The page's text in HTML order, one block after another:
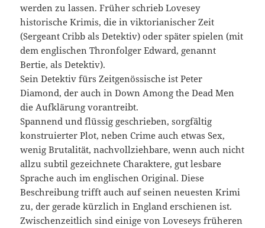
werden zu lassen. Früher schrieb Lovesey
historische Krimis, die in viktorianischer Zeit
(Sergeant Cribb als Detektiv) oder später spielen (mit
dem englischen Thronfolger Edward, genannt
Bertie, als Detektiv).
Sein Detektiv fürs Zeitgenössische ist Peter
Diamond, der auch in Down Among the Dead Men
die Aufklärung vorantreibt.
Spannend und flüssig geschrieben, sorgfältig
konstruierter Plot, neben Crime auch etwas Sex,
wenig Brutalität, nachvollziehbare, wenn auch nicht
allzu subtil gezeichnete Charaktere, gut lesbare
Sprache auch im englischen Original. Diese
Beschreibung trifft auch auf seinen neuesten Krimi
zu, der gerade kürzlich in England erschienen ist.
Zwischenzeitlich sind einige von Loveseys früheren